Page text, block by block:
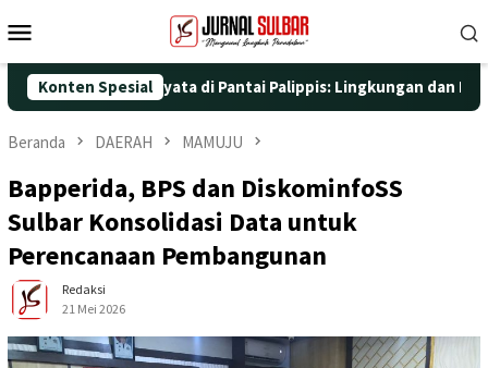
ke
Mobile
Konten Spesial
Aksi Nyata di Pantai Palippis: Lingkungan dan Kesehatan
Beranda DAERAH MAMUJU
Bapperida, BPS dan DiskominfoSS
Sulbar Konsolidasi Data untuk
Perencanaan Pembangunan
Redaksi
21 Mei 2026